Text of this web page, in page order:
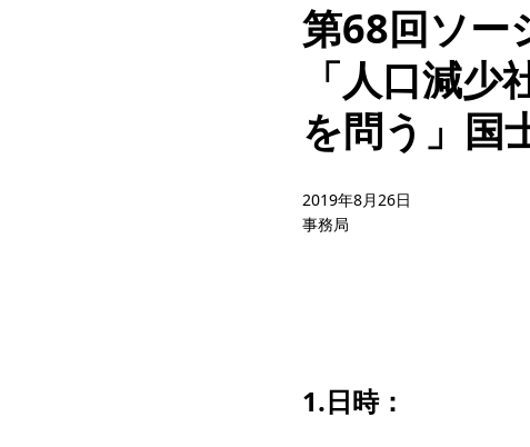
理念
年間スケ
事業方針
第68回ソー
「人口減
を問う」国
2019年8月26日
事務局
1.日時：